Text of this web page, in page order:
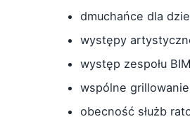
dmuchańce dla
występy
występ zespołu
wspólne
obecność służb